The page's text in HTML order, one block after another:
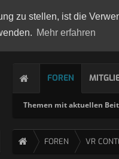
zu stellen, ist die
Mehr erfahren
FOREN
Themen mit aktuellen
FOREN VR